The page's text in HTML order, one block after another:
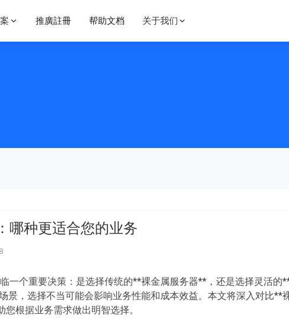
特惠
高性能架构解决方案 高可用架构解决方案
电商解决方案
推廣註冊 帮助文档 关于我们
哪种更适合您的业务
一个重要决策：是选择传统的**裸金属服务器**，还是选择灵活的
景，选择不当可能会影响业务性能和成本效益。本文将深入对比**
根据业务需求做出明智选择。